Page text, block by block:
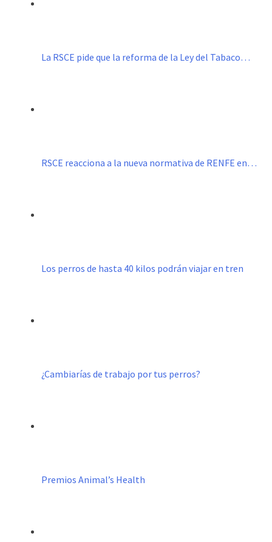
La RSCE pide que la reforma de la Ley del Tabaco…
RSCE reacciona a la nueva normativa de RENFE en…
Los perros de hasta 40 kilos podrán viajar en tren
¿Cambiarías de trabajo por tus perros?
Premios Animal’s Health